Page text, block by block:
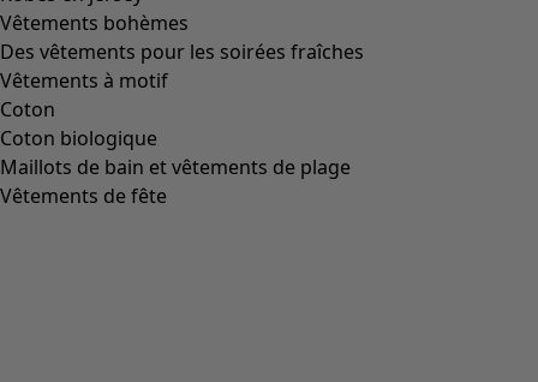
Vêtements bohèmes
Des vêtements pour les soirées fraîches
Vêtements à motif
Coton
Coton biologique
Maillots de bain et vêtements de plage
Vêtements de fête